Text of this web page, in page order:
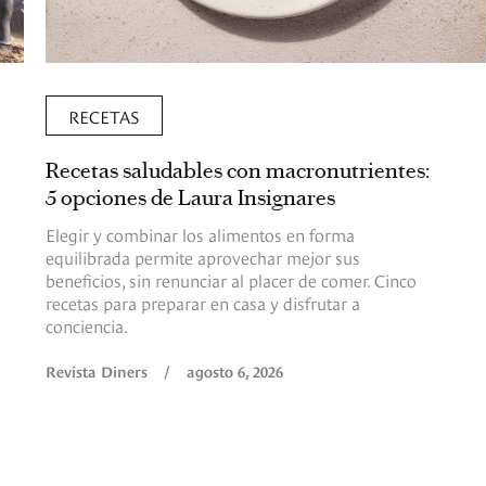
RECETAS
Recetas saludables con macronutrientes:
5 opciones de Laura Insignares
Elegir y combinar los alimentos en forma
equilibrada permite aprovechar mejor sus
beneficios, sin renunciar al placer de comer. Cinco
recetas para preparar en casa y disfrutar a
conciencia.
Revista Diners / agosto 6, 2026